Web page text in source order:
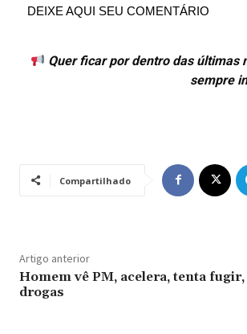
DEIXE AQUI SEU COMENTÁRIO
Quer ficar por dentro das últimas
sempre
Compartilhado
Artigo anterior
Homem vê PM, acelera, tenta
drogas